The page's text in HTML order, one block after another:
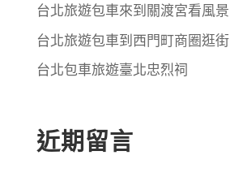
台北旅遊包車來到關渡宮看風景
台北旅遊包車到西門町商圈逛街
台北包車旅遊臺北忠烈祠
近期留言